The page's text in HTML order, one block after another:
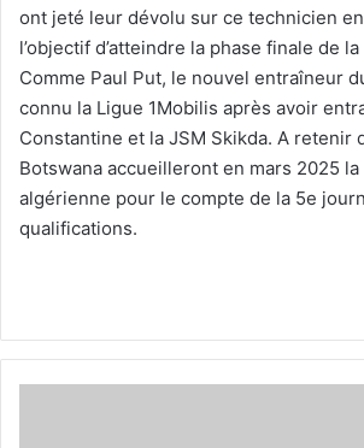
ont jeté leur dévolu sur ce technicien
l’objectif d’atteindre la phase finale de
Comme Paul Put, le nouvel entraîneur
connu la Ligue 1Mobilis après avoir
Constantine et la JSM Skikda. A retenir
Botswana accueilleront en mars 2025
algérienne pour le compte de la 5e
qualifications.